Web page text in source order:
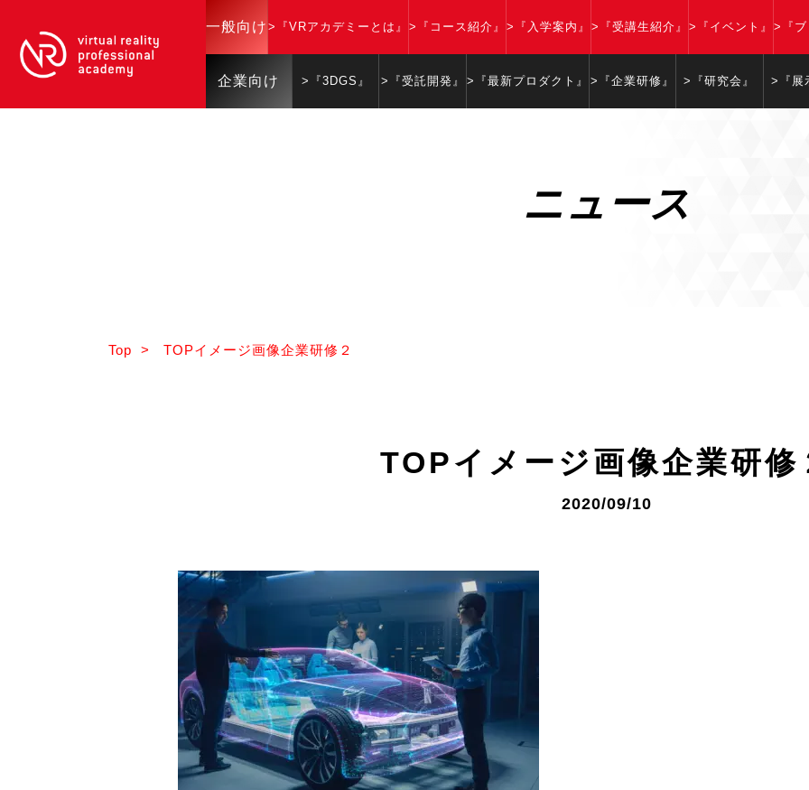
一般向け >『VRアカデミーとは』 >『コース紹介』 >『入学案内』 >『受講生紹介』 >『イベント』 >『
企業向け >『3DGS』 >『受託開発』 >『最新プロダクト』 >『企業研修』 >『研究会』 >『展
ニュース
Top > TOPイメージ画像企業研修２
TOPイメージ画像企業研修
2020/09/10